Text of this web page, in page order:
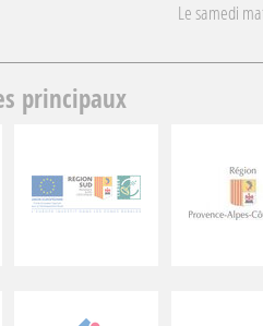
Le samedi
principaux